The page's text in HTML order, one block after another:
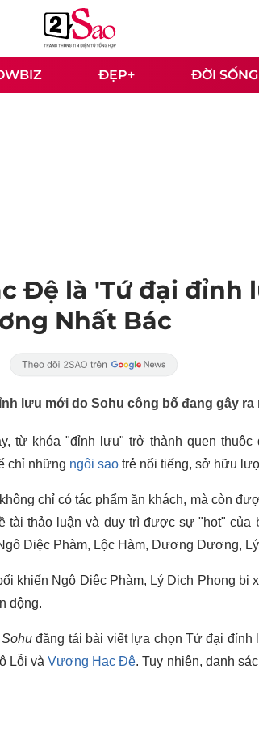
ĐẸP+ ĐỜI SỐNG
Đệ là 'Tứ đại đỉnh
Nhất Bác
lưu mới do Sohu công bố đang gây
từ khóa "đỉnh lưu" trở thành quen
chỉ những ngôi sao trẻ nổi tiếng, sở hữu
chỉ có tác phẩm ăn khách, mà còn
tài thảo luận và duy trì được sự "hot" của
Diệc Phàm, Lộc Hàm, Dương Dương,
khiến Ngô Diệc Phàm, Lý Dịch Phong bị
động.
Sohuđăng tải bài viết lựa chọn Tứ đại đỉnh
Lỗi vàVương Hạc Đệ. Tuy nhiên, danh